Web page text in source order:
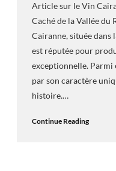
Article sur le Vin
Caché de la Vallée du
Cairanne, située dans
est réputée pour
exceptionnelle. Parmi
par son caractère
histoire.…
Continue Reading